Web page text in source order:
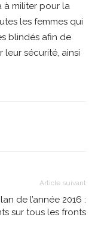
à militer pour la
les femmes qui
blindés afin de
sécurité, ainsi
Article suivant
de l’année 2016 :
sur tous les fronts